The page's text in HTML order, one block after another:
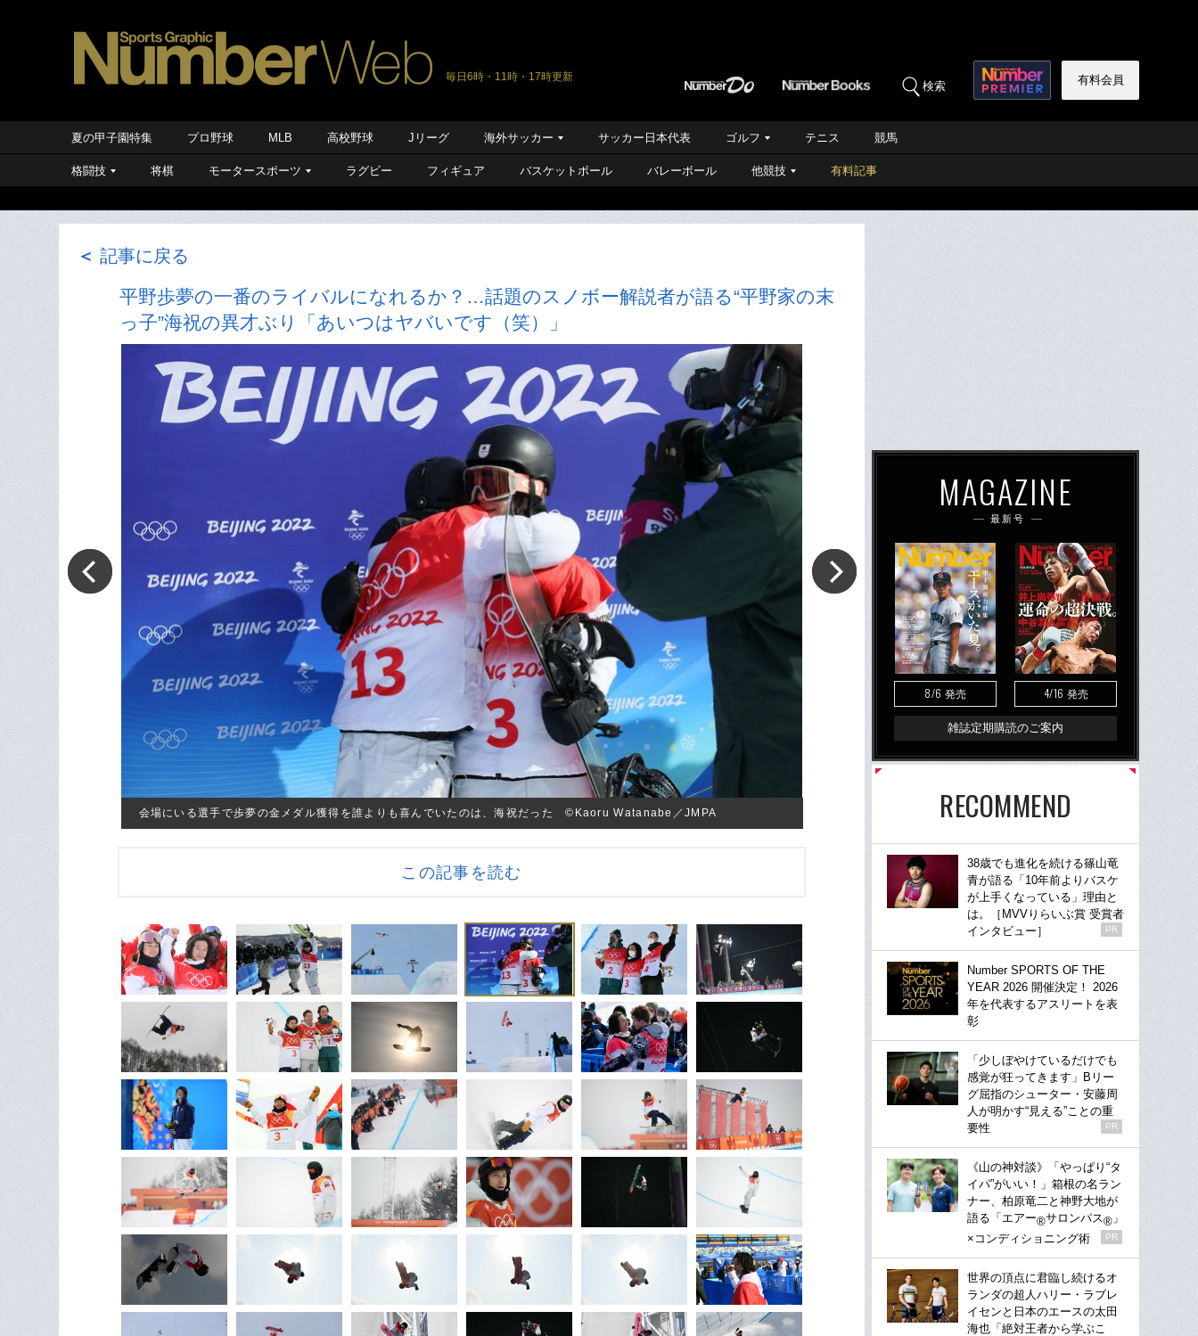
毎日6時・11時・17時更新
検索 有料会員
夏の甲子園特集 プロ野球 MLB 高校野球 Jリーグ 海外サッカー サッカー日本代表 ゴルフ テニス 競馬
格闘技 将棋 モータースポーツ ラグビー フィギュア バスケットボール バレーボール 他競技 有料記事
＜ 記事に戻る
平野歩夢の一番のライバルになれるか？…話題のスノボー解説者が語る“平野家の末
っ子”海祝の異才ぶり「あいつはヤバいです（笑）」
会場にいる選手で歩夢の金メダル獲得を誰よりも喜んでいたのは、海祝だった ©︎Kaoru Watanabe／JMPA
この記事を読む
MAGAZINE
最新号
8/6 発売 4/16 発売
雑誌定期購読のご案内
RECOMMEND
38歳でも進化を続ける篠山竜
青が語る「10年前よりバスケ
が上手くなっている」理由と
は。［MVVりらいぶ賞 受賞者
インタビュー］
PR
Number SPORTS OF THE
YEAR 2026 開催決定！ 2026
年を代表するアスリートを表
彰
「少しぼやけているだけでも
感覚が狂ってきます」Bリー
グ屈指のシューター・安藤周
人が明かす“見える”ことの重
要性
PR
《山の神対談》「やっぱり“タ
イパ”がいい！」箱根の名ラン
ナー、柏原竜二と神野大地が
語る「エアー®サロンパス® 」
×コンディショニング術
PR
世界の頂点に君臨し続けるオ
ランダの超人ハリー・ラブレ
イセンと日本のエースの太田
海也「絶対王者から学ぶこ